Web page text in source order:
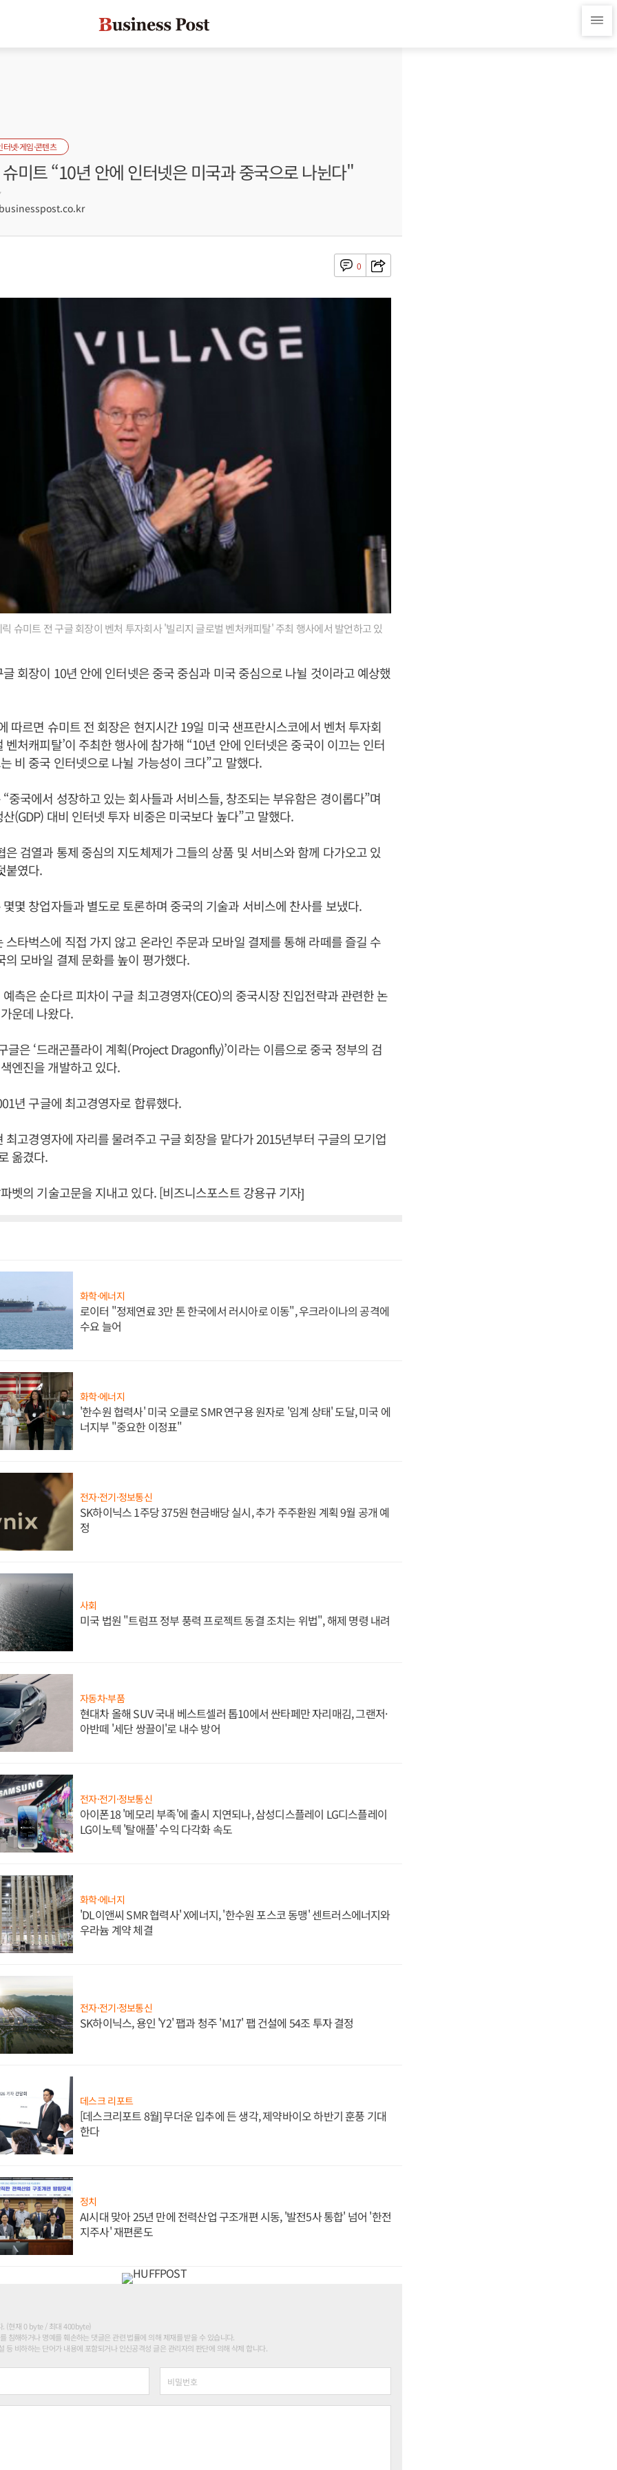
터넷·게임·콘텐츠
미트 “10년 안에 인터넷은 미국과 중국으로 나뉜다"
0
슈미트 전 구글 회장이 벤처 투자회사 '빌리지 글로벌 벤처캐피탈' 주최 행사에서 발언하고 있
회장이 10년 안에 인터넷은 중국 중심과 미국 중심으로 나뉠 것이라고 예상했
따르면 슈미트 전 회장은 현지시간 19일 미국 샌프란시스코에서 벤처 투자회
벤처캐피탈’이 주최한 행사에 참가해 “10년 안에 인터넷은 중국이 이끄는 인터
비 중국 인터넷으로 나뉠 가능성이 크다”고 말했다.
중국에서 성장하고 있는 회사들과 서비스들, 창조되는 부유함은 경이롭다”며
(GDP) 대비 인터넷 투자 비중은 미국보다 높다”고 말했다.
은 검열과 통제 중심의 지도체제가 그들의 상품 및 서비스와 함께 다가오고 있
붙였다.
몇 창업자들과 별도로 토론하며 중국의 기술과 서비스에 찬사를 보냈다.
스타벅스에 직접 가지 않고 온라인 주문과 모바일 결제를 통해 라떼를 즐길 수
의 모바일 결제 문화를 높이 평가했다.
측은 순다르 피차이 구글 최고경영자(CEO)의 중국시장 진입전략과 관련한 논
운데 나왔다.
글은 ‘드래곤플라이 계획(Project Dragonfly)’이라는 이름으로 중국 정부의 검
엔진을 개발하고 있다.
년 구글에 최고경영자로 합류했다.
최고경영자에 자리를 물려주고 구글 회장을 맡다가 2015년부터 구글의 모기업
옮겼다.
벳의 기술고문을 지내고 있다. [비즈니스포스트 강용규 기자]
화학·에너지
로이터 "정제연료 3만 톤 한국에서 러시아로 이동", 우크라이나의 공격에
수요 늘어
화학·에너지
'한수원 협력사' 미국 오클로 SMR 연구용 원자로 '임계 상태' 도달, 미국 에
너지부 "중요한 이정표"
전자·전기·정보통신
SK하이닉스 1주당 375원 현금배당 실시, 추가 주주환원 계획 9월 공개 예
정
사회
미국 법원 "트럼프 정부 풍력 프로젝트 동결 조치는 위법", 해제 명령 내려
자동차·부품
현대차 올해 SUV 국내 베스트셀러 톱10에서 싼타페만 자리매김, 그랜저·
아반떼 '세단 쌍끌이'로 내수 방어
전자·전기·정보통신
아이폰18 '메모리 부족'에 출시 지연되나, 삼성디스플레이 LG디스플레이
LG이노텍 '탈애플' 수익 다각화 속도
화학·에너지
'DL이앤씨 SMR 협력사' X에너지, '한수원 포스코 동맹' 센트러스에너지와
우라늄 계약 체결
전자·전기·정보통신
SK하이닉스, 용인 'Y2' 팹과 청주 'M17' 팹 건설에 54조 투자 결정
데스크 리포트
[데스크리포트 8월] 무더운 입추에 든 생각, 제약바이오 하반기 훈풍 기대
한다
정치
AI시대 맞아 25년 만에 전력산업 구조개편 시동, '발전5사 통합' 넘어 '한전
지주사' 재편론도
. (현재 0 byte / 최대 400byte)
침해하거나 명예를 훼손하는 댓글은 관련 법률에 의해 제재를 받을 수 있습니다.
등 비하하는 단어가 내용에 포함되거나 인신공격성 글은 관리자의 판단에 의해 삭제 합니다.